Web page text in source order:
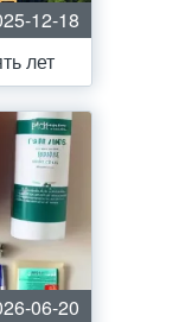
12-18
лет
06-20